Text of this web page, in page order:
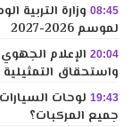
08:45 وزارة
لموسم 2026-2027
20:04 الإعلام
واستحقاق التمثيلية
19:43 لوحات
جميع المركبات؟